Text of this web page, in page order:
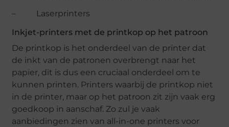
– Laserprinters
Inkjet-printers met de printkop op het patroon
De printkop is het onderdeel van de printer dat
de inkt van de patronen overbrengt naar het
papier, dit is dus een cruciaal onderdeel om te
kunnen printen. Printers waarbij de printkop niet
in de printer, maar op het patroon zit zijn vaak erg
goedkoop in aanschaf. Zo zul je vaak
aanbiedingen zien van all-in-one printers voor